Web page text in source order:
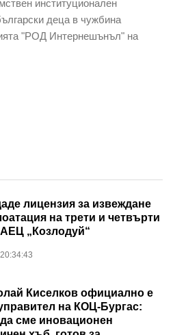
институционален
деца в чужбина
"РОД Интернешънъл" на
лицензия за извеждане
на трети и четвърти
„Козлодуй“
Киселков официално е
на КОЦ-Бургас:
сме иновационен